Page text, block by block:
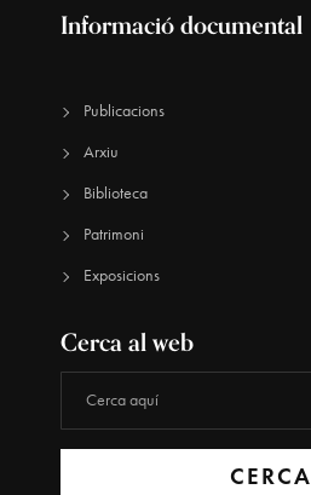
Informació documental
Publicacions
Arxiu
Biblioteca
Patrimoni
Exposicions
Cerca al web
CERCA